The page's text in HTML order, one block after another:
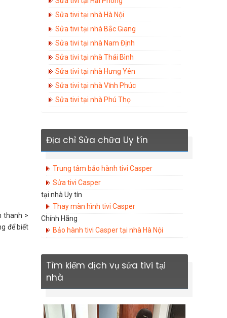
thanh >
để biết
Sửa tivi tại nhà Hà Nội
Sửa tivi tại nhà Bắc Giang
Sửa tivi tại nhà Nam Định
Sửa tivi tại nhà Thái Bình
Sửa tivi tại nhà Hưng Yên
Sửa tivi tại nhà Vĩnh Phúc
Sửa tivi tại nhà Phú Thọ
Địa chỉ Sửa chữa Uy tín
Trung tâm bảo hành tivi Casper
Sửa tivi Casper
tại nhà Uy tín
Thay màn hình tivi Casper
Chính Hãng
Bảo hành tivi Casper tại nhà Hà Nội
Tìm kiếm dịch vụ sửa tivi tại
nhà